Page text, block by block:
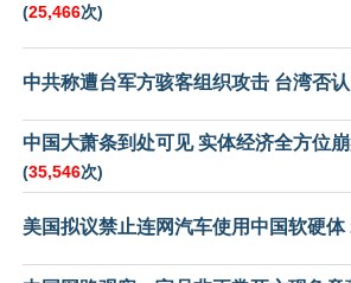
(25,466次)
中共称遭台军方骇客组织攻击 台湾否认
中国大萧条到处可见 实体经济全方位
(35,546次)
美国拟议禁止连网汽车使用中国软硬体